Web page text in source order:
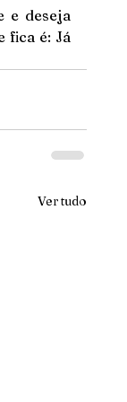
e deseja
fica é: Já
Ver tudo